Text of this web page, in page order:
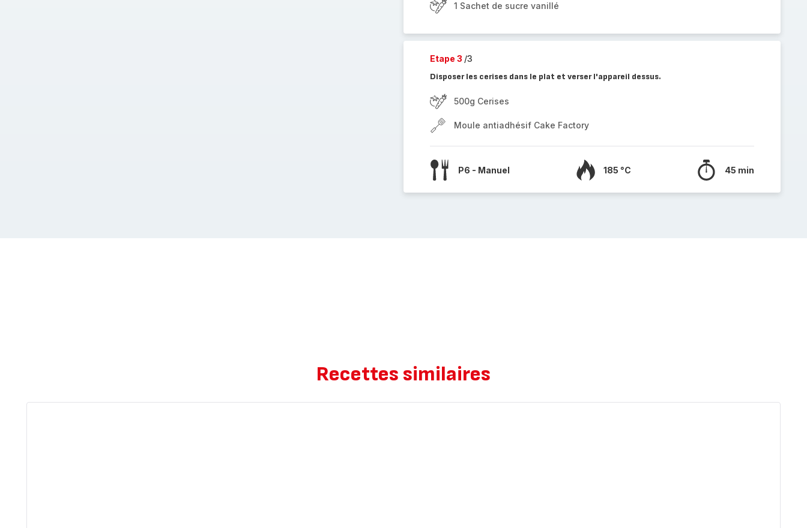
1 Sachet de sucre vanillé
Etape 3 /3
Disposer les cerises dans le plat et verser l'appareil dessus.
500g Cerises
Moule antiadhésif Cake Factory
P6 - Manuel 185 °C 45 min
Recettes similaires